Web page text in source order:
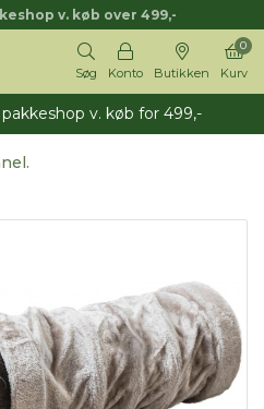
v. køb over 499,-
Søg Konto Butikken Kurv
0
v. køb for 499,-